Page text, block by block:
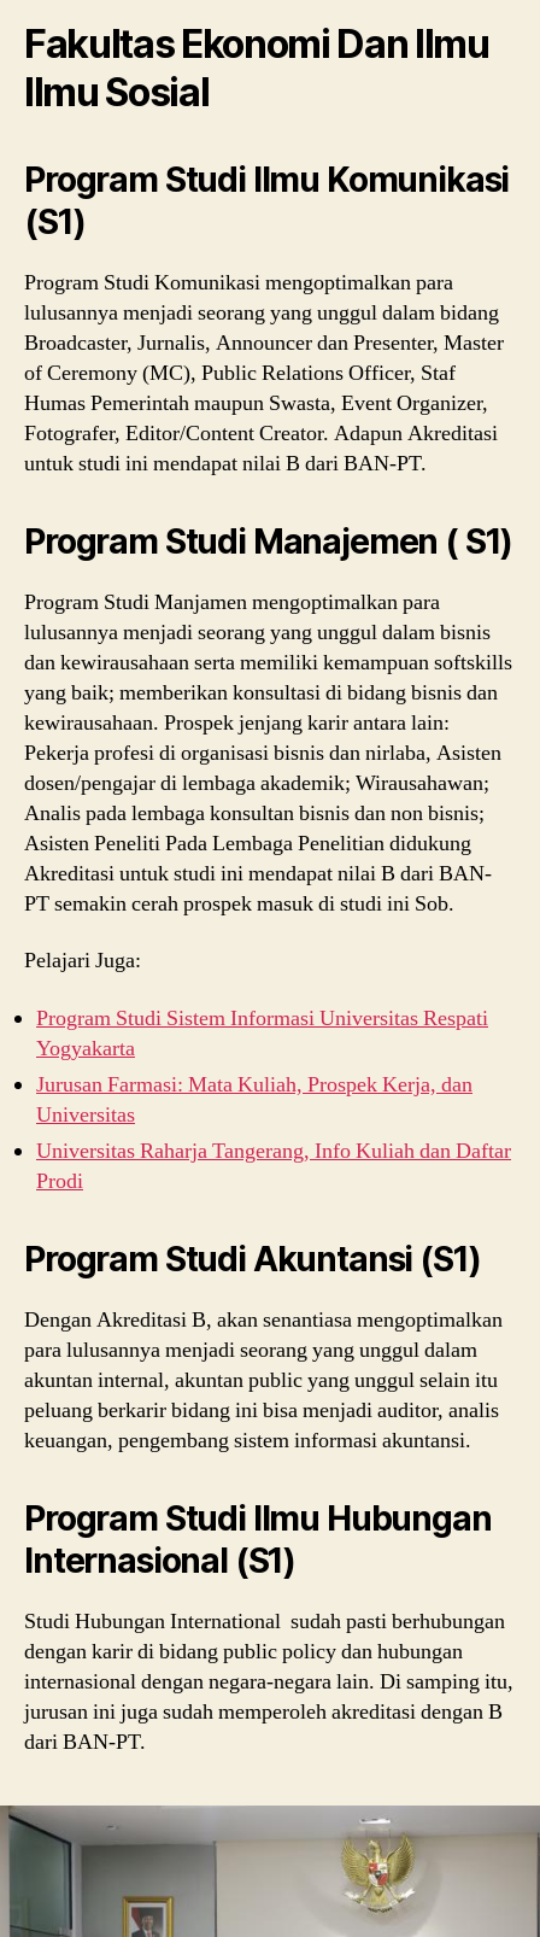
Fakultas Ekonomi Dan Ilmu
Ilmu Sosial
Program Studi Ilmu Komunikasi
(S1)
Program Studi Komunikasi mengoptimalkan para
lulusannya menjadi seorang yang unggul dalam bidang
Broadcaster, Jurnalis, Announcer dan Presenter, Master
of Ceremony (MC), Public Relations Officer, Staf
Humas Pemerintah maupun Swasta, Event Organizer,
Fotografer, Editor/Content Creator. Adapun Akreditasi
untuk studi ini mendapat nilai B dari BAN-PT.
Program Studi Manajemen ( S1)
Program Studi Manjamen mengoptimalkan para
lulusannya menjadi seorang yang unggul dalam bisnis
dan kewirausahaan serta memiliki kemampuan softskills
yang baik; memberikan konsultasi di bidang bisnis dan
kewirausahaan. Prospek jenjang karir antara lain:
Pekerja profesi di organisasi bisnis dan nirlaba, Asisten
dosen/pengajar di lembaga akademik; Wirausahawan;
Analis pada lembaga konsultan bisnis dan non bisnis;
Asisten Peneliti Pada Lembaga Penelitian didukung
Akreditasi untuk studi ini mendapat nilai B dari BAN-
PT semakin cerah prospek masuk di studi ini Sob.
Pelajari Juga:
Program Studi Sistem Informasi Universitas Respati
Yogyakarta
Jurusan Farmasi: Mata Kuliah, Prospek Kerja, dan
Universitas
Universitas Raharja Tangerang, Info Kuliah dan Daftar
Prodi
Program Studi Akuntansi (S1)
Dengan Akreditasi B, akan senantiasa mengoptimalkan
para lulusannya menjadi seorang yang unggul dalam
akuntan internal, akuntan public yang unggul selain itu
peluang berkarir bidang ini bisa menjadi auditor, analis
keuangan, pengembang sistem informasi akuntansi.
Program Studi Ilmu Hubungan
Internasional (S1)
Studi Hubungan International sudah pasti berhubungan
dengan karir di bidang public policy dan hubungan
internasional dengan negara-negara lain. Di samping itu,
jurusan ini juga sudah memperoleh akreditasi dengan B
dari BAN-PT.